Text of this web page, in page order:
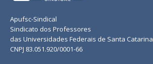
Apufsc-Sindical
Sindicato dos Professores
das Universidades Federais de Santa Catarina
CNPJ 83.051.920/0001-66